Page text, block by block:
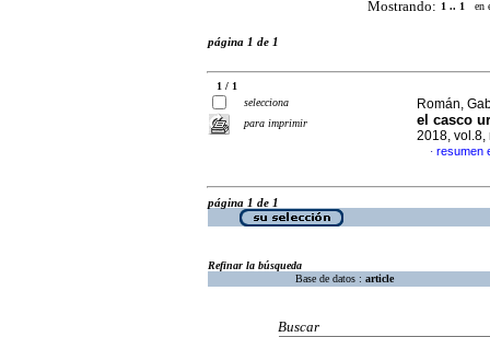
Mostrando: 1 .. 1 en
página 1 de 1
1 / 1
selecciona
para imprimir
Román,
el casco
2018, vol.8,
· resumen
página 1 de 1
Refinar la búsqueda
Base de datos : article
Buscar